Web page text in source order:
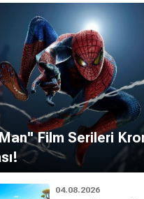
Film Serileri
04.08.2026